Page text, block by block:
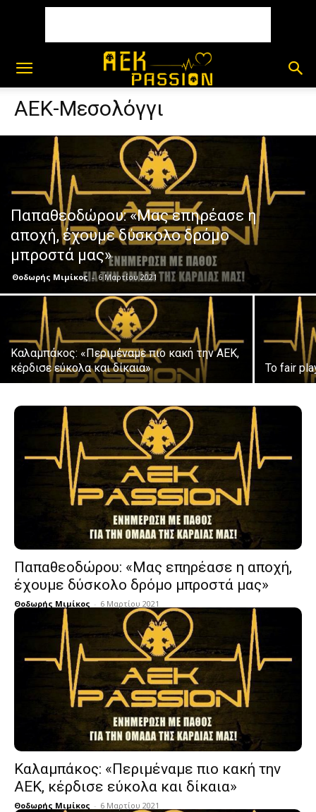
ΑΕΚ-Μεσολόγγι
Παπαθεοδώρου: «Μας επηρέασε η
αποχή, έχουμε δύσκολο δρόμο
μπροστά μας»
Θοδωρής Μιμίκος - 6 Μαρτίου 2021
Καλαμπάκος: «Περιμέναμε πιο κακή την ΑΕΚ,
κέρδισε εύκολα και δίκαια»
Το fair
Παπαθεοδώρου: «Μας επηρέασε η αποχή,
έχουμε δύσκολο δρόμο μπροστά μας»
Θοδωρής Μιμίκος - 6 Μαρτίου 2021
Καλαμπάκος: «Περιμέναμε πιο κακή την
ΑΕΚ, κέρδισε εύκολα και δίκαια»
Θοδωρής Μιμίκος - 6 Μαρτίου 2021